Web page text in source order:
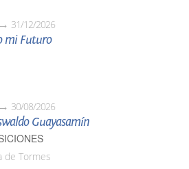
31/12/2026
mi Futuro
30/08/2026
Guayasamín
de Tormes